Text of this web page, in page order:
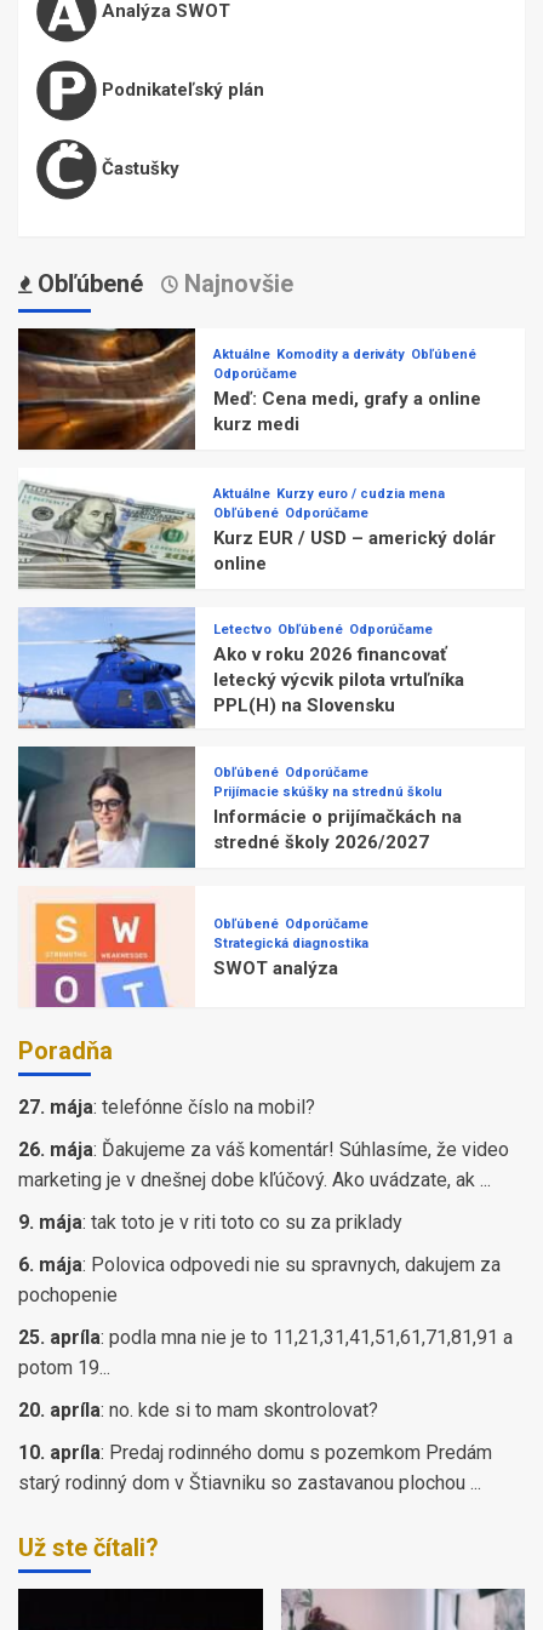
Analýza SWOT
Podnikateľský plán
Častušky
Obľúbené Najnovšie
Aktuálne Komodity a deriváty Obľúbené
Odporúčame
Meď: Cena medi, grafy a online
kurz medi
Aktuálne Kurzy euro / cudzia mena
Obľúbené Odporúčame
Kurz EUR / USD – americký dolár
online
Letectvo Obľúbené Odporúčame
Ako v roku 2026 financovať
letecký výcvik pilota vrtuľníka
PPL(H) na Slovensku
Obľúbené Odporúčame
Prijímacie skúšky na strednú školu
Informácie o prijímačkách na
stredné školy 2026/2027
Obľúbené Odporúčame
Strategická diagnostika
SWOT analýza
Poradňa
27. mája: telefónne číslo na mobil?
26. mája: Ďakujeme za váš komentár! Súhlasíme, že video
marketing je v dnešnej dobe kľúčový. Ako uvádzate, ak ...
9. mája: tak toto je v riti toto co su za priklady
6. mája: Polovica odpovedi nie su spravnych, dakujem za
pochopenie
25. apríla: podla mna nie je to 11,21,31,41,51,61,71,81,91 a
potom 19...
20. apríla: no. kde si to mam skontrolovat?
10. apríla: Predaj rodinného domu s pozemkom Predám
starý rodinný dom v Štiavniku so zastavanou plochou ...
Už ste čítali?